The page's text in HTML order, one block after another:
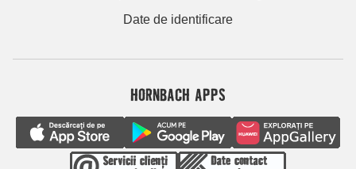
Date de identificare
HORNBACH APPS